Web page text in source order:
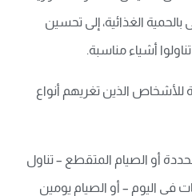
بالحمية الغذائية، إلى تحسين
أشياء مناسبة.
الذين تغريهم أنواع
أو الصيام المتقطع – تناول
في اليوم – أو الصيام يومين